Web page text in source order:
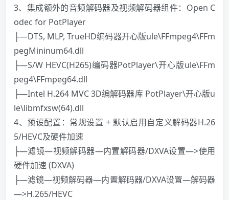
3、集成额外的音频解码器及视频解码器组件：Open C
odec for PotPlayer
├—DTS, MLP, TrueHD编码器开心版ule\FFmpeg4\FFm
pegMininum64.dll
├—S/W HEVC(H265)编码器PotPlayer\开心版ule\FFm
peg4\FFmpeg64.dll
├—Intel H.264 MVC 3D编解码器库 PotPlayer\开心版u
le\libmfxsw(64).dll
4、预设配置：常规设置 + 默认启用自定义解码器H.26
5/HEVC及硬件加速
├—滤镜—视频解码器—内置解码器/DXVA设置—>使用
硬件加速 (DXVA)
├—滤镜—视频解码器—内置解码器/DXVA设置—解码器
—>H.265/HEVC